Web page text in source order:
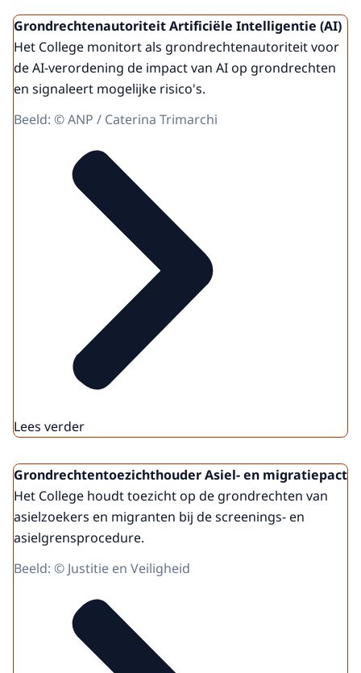
Grondrechtenautoriteit Artificiële Intelligentie (AI)
Het College monitort als grondrechtenautoriteit voor
de AI-verordening de impact van AI op grondrechten
en signaleert mogelijke risico's.
Beeld: © ANP / Caterina Trimarchi
Lees verder
Grondrechtentoezichthouder Asiel- en migratiepact
Het College houdt toezicht op de grondrechten van
asielzoekers en migranten bij de screenings- en
asielgrensprocedure.
Beeld: © Justitie en Veiligheid